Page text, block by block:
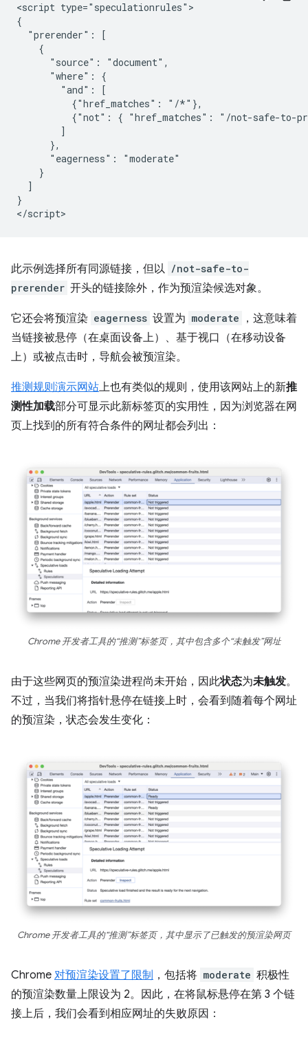
<script type="speculationrules">
{
  "prerender": [
    {
      "source": "document",
      "where": {
        "and": [
          {"href_matches": "/*"},
{"not": { "href_matches": "/not-safe-to-
        ]
      },
      "eagerness": "moderate"
    }
  ]
}
此示例选择所有同源链接，但以 /not-safe-to-
prerender 开头的链接除外，作为预渲染候选对象。
它还会将预渲染 eagerness 设置为 moderate
，这意味着
当链接被悬停（在桌面设备上）、基于视口（在移动设备
上）或被点击时，导航会被预渲染。
推测规则演示网站上也有类似的规则，使用该网站上的新推
测性加载部分可显示此新标签页的实用性，因为浏览器在网
页上找到的所有符合条件的网址都会列出：
Chrome 开发者工具的“推测”标签页，其中包含多个“未触发”网址
由于这些网页的预渲染进程尚未开始，因此状态为未触发。
不过，当我们将指针悬停在链接上时，会看到随着每个网址
的预渲染，状态会发生变化：
Chrome 开发者工具的“推测”标签页，其中显示了已触发的预渲染网页
Chrome 对预渲染设置了限制 ，包括将 moderate 积极性
的预渲染数量上限设为 2。因此，在将鼠标悬停在第 3 个链
接上后，我们会看到相应网址的失败原因：